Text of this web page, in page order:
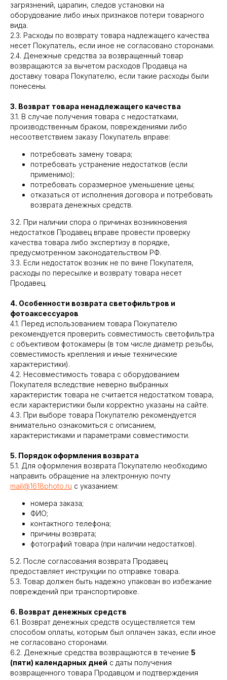
загрязнений, царапин, следов установки на
оборудование либо иных признаков потери товарного
вида.
2.3. Расходы по возврату товара надлежащего качества
несет Покупатель, если иное не согласовано сторонами.
2.4. Денежные средства за возвращенный товар
возвращаются за вычетом расходов Продавца на
доставку товара Покупателю, если такие расходы были
понесены.
3. Возврат товара ненадлежащего качества
3.1. В случае получения товара с недостатками,
производственным браком, повреждениями либо
несоответствием заказу Покупатель вправе:
потребовать замену товара;
потребовать устранение недостатков (если
применимо);
потребовать соразмерное уменьшение цены;
отказаться от исполнения договора и потребовать
возврата денежных средств.
3.2. При наличии спора о причинах возникновения
недостатков Продавец вправе провести проверку
качества товара либо экспертизу в порядке,
предусмотренном законодательством РФ.
3.3. Если недостаток возник не по вине Покупателя,
расходы по пересылке и возврату товара несет
Продавец.
4. Особенности возврата светофильтров и
фотоаксессуаров
4.1. Перед использованием товара Покупателю
рекомендуется проверить совместимость светофильтра
с объективом фотокамеры (в том числе диаметр резьбы,
совместимость крепления и иные технические
характеристики).
4.2. Несовместимость товара с оборудованием
Покупателя вследствие неверно выбранных
характеристик товара не считается недостатком товара,
если характеристики были корректно указаны на сайте.
4.3. При выборе товара Покупателю рекомендуется
внимательно ознакомиться с описанием,
характеристиками и параметрами совместимости.
5. Порядок оформления возврата
5.1. Для оформления возврата Покупателю необходимо
направить обращение на электронную почту
mail@1618photo.ru с указанием:
номера заказа;
ФИО;
контактного телефона;
причины возврата;
фотографий товара (при наличии недостатков).
5.2. После согласования возврата Продавец
предоставляет инструкции по отправке товара.
5.3. Товар должен быть надежно упакован во избежание
повреждений при транспортировке.
6. Возврат денежных средств
6.1. Возврат денежных средств осуществляется тем
способом оплаты, которым был оплачен заказ, если иное
не согласовано сторонами.
6.2. Денежные средства возвращаются в течение 5
(пяти) календарных дней с даты получения
возвращенного товара Продавцом и подтверждения